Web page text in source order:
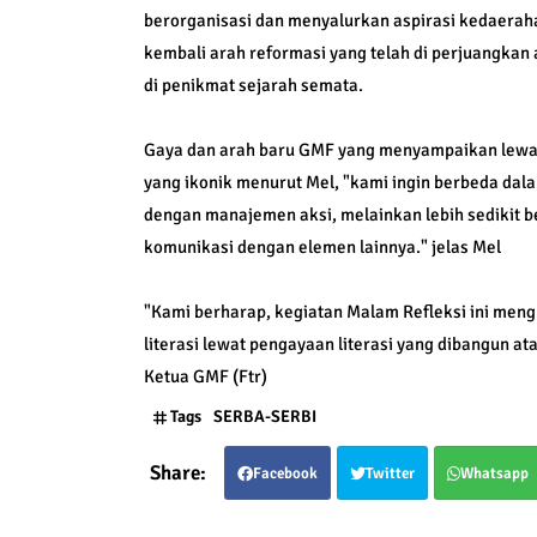
berorganisasi dan menyalurkan aspirasi
kembali arah reformasi yang telah di
di penikmat sejarah semata.
Gaya dan arah baru GMF yang menyampaikan
yang ikonik menurut Mel, "kami ingin berbeda
dengan manajemen aksi, melainkan lebih sedikit
komunikasi dengan elemen lainnya." jelas Mel
"Kami berharap, kegiatan Malam Refleksi ini
literasi lewat pengayaan literasi yang dibangun
Ketua GMF (Ftr)
Tags SERBA-SERBI
Facebook Twitter Whatsapp